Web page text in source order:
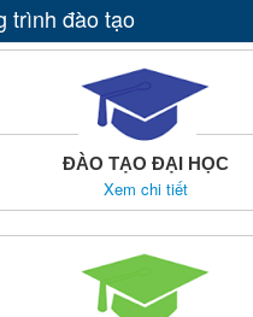
trình đào tạo
ĐÀO TẠO ĐẠI HỌC
Xem chi tiết